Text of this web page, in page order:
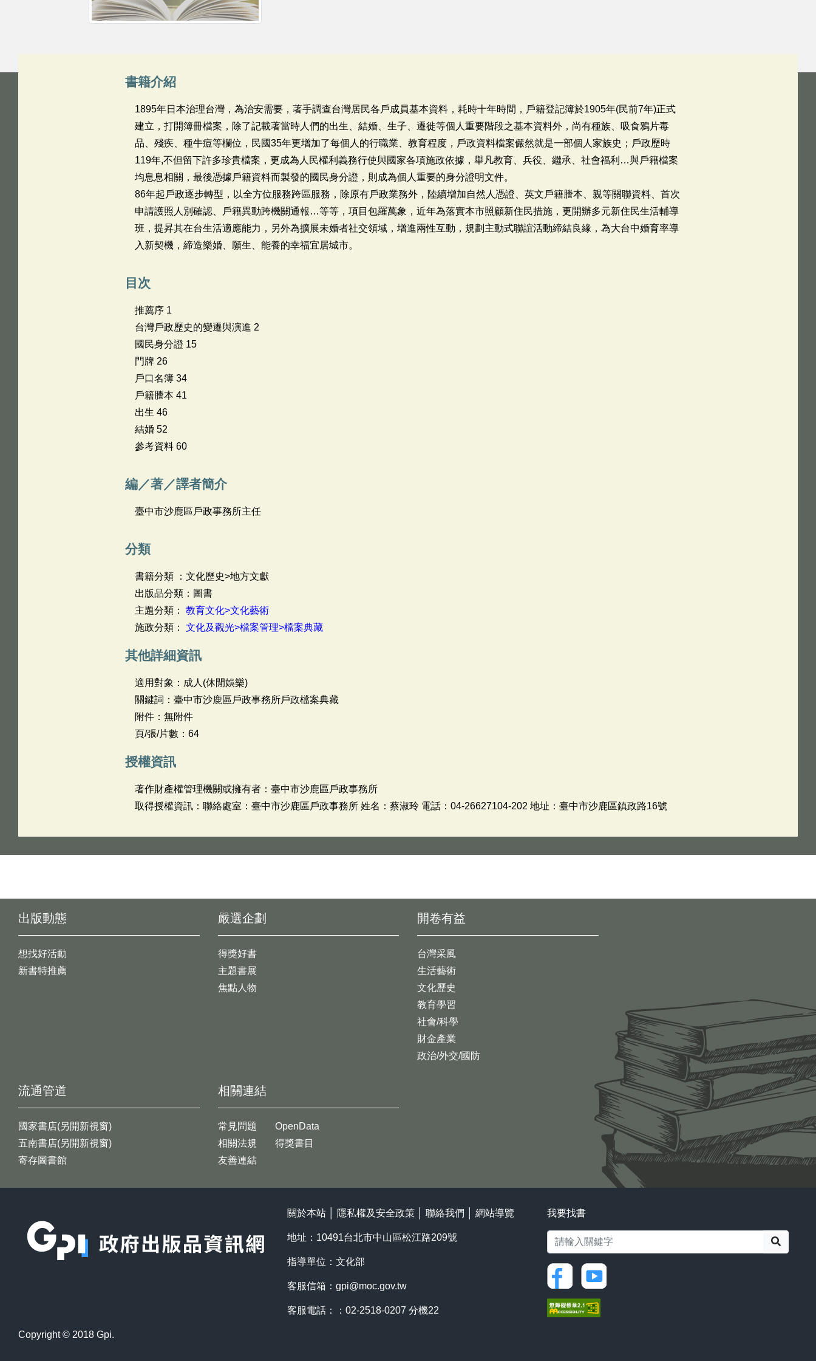
書籍介紹
1895年日本治理台灣，為治安需要，著手調查台灣居民各戶成員基本資料，耗時十年時間，戶籍登記簿於1905年(民前7年)正式
建立，打開簿冊檔案，除了記載著當時人們的出生、結婚、生子、遷徙等個人重要階段之基本資料外，尚有種族、吸食鴉片毒
品、殘疾、種牛痘等欄位，民國35年更增加了每個人的行職業、教育程度，戶政資料檔案儼然就是一部個人家族史；戶政歷時
119年,不但留下許多珍貴檔案，更成為人民權利義務行使與國家各項施政依據，舉凡教育、兵役、繼承、社會福利…與戶籍檔案
均息息相關，最後憑據戶籍資料而製發的國民身分證，則成為個人重要的身分證明文件。
86年起戶政逐步轉型，以全方位服務跨區服務，除原有戶政業務外，陸續增加自然人憑證、英文戶籍謄本、親等關聯資料、首次
申請護照人別確認、戶籍異動跨機關通報…等等，項目包羅萬象，近年為落實本市照顧新住民措施，更開辦多元新住民生活輔導
班，提昇其在台生活適應能力，另外為擴展未婚者社交領域，增進兩性互動，規劃主動式聯誼活動締結良緣，為大台中婚育率導
入新契機，締造樂婚、願生、能養的幸福宜居城市。
目次
推薦序 1
台灣戶政歷史的變遷與演進 2
國民身分證 15
門牌 26
戶口名簿 34
戶籍謄本 41
出生 46
結婚 52
參考資料 60
編／著／譯者簡介
臺中市沙鹿區戶政事務所主任
分類
書籍分類 ：文化歷史>地方文獻
出版品分類：圖書
主題分類： 教育文化>文化藝術
施政分類： 文化及觀光>檔案管理>檔案典藏
其他詳細資訊
適用對象：成人(休閒娛樂)
關鍵詞：臺中市沙鹿區戶政事務所戶政檔案典藏
附件：無附件
頁/張/片數：64
授權資訊
著作財產權管理機關或擁有者：臺中市沙鹿區戶政事務所
取得授權資訊：聯絡處室：臺中市沙鹿區戶政事務所 姓名：蔡淑玲 電話：04-26627104-202 地址：臺中市沙鹿區鎮政路16號
出版動態
想找好活動
新書特推薦
開卷有益
台灣采風
生活藝術
文化歷史
教育學習
社會/科學
財金產業
政治/外交/國防
嚴選企劃
得獎好書
主題書展
焦點人物
流通管道
國家書店(另開新視窗)
五南書店(另開新視窗)
寄存圖書館
相關連結
常見問題
相關法規
友善連結
OpenData
得獎書目
關於本站 隱私權及安全政策 聯絡我們 網站導覽
地址：10491台北市中山區松江路209號
指導單位：文化部
客服信箱： gpi@moc.gov.tw
客服電話：：02-2518-0207 分機22
我要找書
Copyright © 2018 Gpi.